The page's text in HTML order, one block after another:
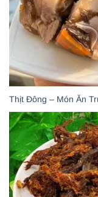
Thịt Đông – Món Ăn